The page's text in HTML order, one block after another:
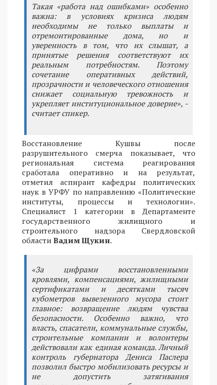
Такая «работа над ошибками» особенно
важна: в условиях кризиса людям
необходимы не только выплаты и
отремонтированные дома, но и
уверенность в том, что их слышат, а
принятые решения соответствуют их
реальным потребностям. Поэтому
сочетание оперативных действий,
прозрачности и человеческого отношения
снижает социальную тревожность и
укрепляет институциональное доверие», -
считает спикер.
Восстановление Кушвы после
разрушительного смерча показывает, что
региональная система реагирования
сработала оперативно и на результат,
отметил аспирант кафедры политических
наук в УРФУ по направлению «Политические
институты, процессы и технологии».
Специалист 1 категории в Департаменте
государственного жилищного и
строительного надзора Свердловской
областиВадим Щукин.
«За цифрами восстановленными
кровлями, компенсациями, жилищными
сертификатами и десятками тысяч
кубометров вывезенного мусора стоит
главное: возвращение людям чувства
безопасности. Особенно важно, что
власть, спасатели, коммунальные службы,
строительные компании и волонтеры
действовали как единая команда. Личный
контроль губернатора Дениса Паслера
позволил быстро мобилизовать ресурсы и
не допустить затягивания